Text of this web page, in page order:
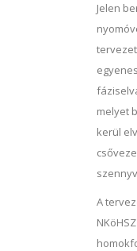
Jelen
melyet
kerül
A